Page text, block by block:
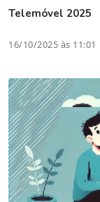
Telemóvel 2025
16/10/2025 às 11:01